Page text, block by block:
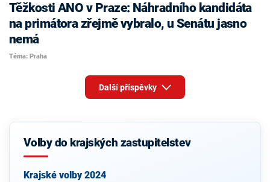
Těžkosti ANO v Praze: Náhradního kandidáta
na primátora zřejmě vybralo, u Senátu jasno
nemá
Téma: Praha
Další příspěvky
Volby do krajských zastupitelstev
Krajské volby 2024